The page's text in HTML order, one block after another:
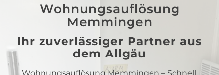
Wohnungsauflösung
Memmingen
Ihr zuverlässiger Partner aus
dem Allgäu
Wohnungsauflösung Memmingen – Schnell,